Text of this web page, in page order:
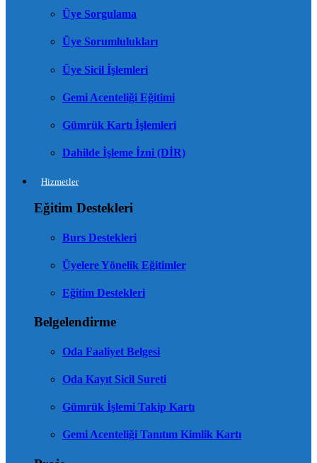
Üye Sorgulama
Üye Sorumlulukları
Üye Sicil İşlemleri
Gemi Acenteliği Eğitimi
Gümrük Kartı İşlemleri
Dahilde İşleme İzni (DİR)
Hizmetler
Eğitim Destekleri
Burs Destekleri
Üyelere Yönelik Eğitimler
Eğitim Destekleri
Belgelendirme
Oda Faaliyet Belgesi
Oda Kayıt Sicil Sureti
Gümrük İşlemi Takip Kartı
Gemi Acenteliği Tanıtım Kimlik Kartı